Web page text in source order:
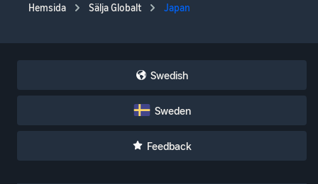
Hemsida Sälja Globalt Japan
Swedish
Sweden
Feedback